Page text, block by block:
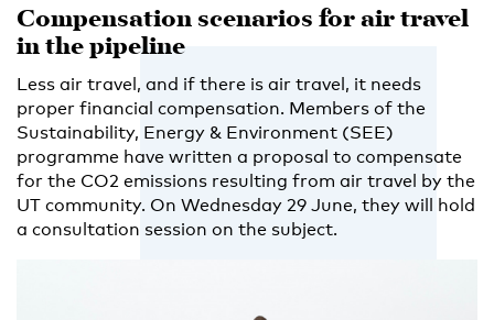
Compensation scenarios for air travel
in the pipeline
Less air travel, and if there is air travel, it needs
proper financial compensation. Members of the
Sustainability, Energy & Environment (SEE)
programme have written a proposal to compensate
for the CO2 emissions resulting from air travel by the
UT community. On Wednesday 29 June, they will hold
a consultation session on the subject.